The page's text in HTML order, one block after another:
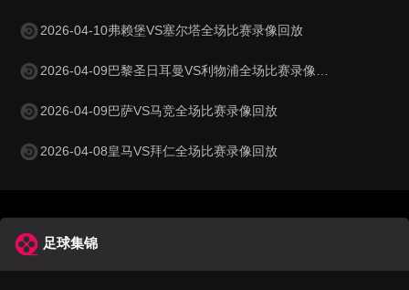
2026-04-10弗赖堡VS塞尔塔全场比赛录像回放
2026-04-09巴黎圣日耳曼VS利物浦全场比赛录像回放
2026-04-09巴萨VS马竞全场比赛录像回放
2026-04-08皇马VS拜仁全场比赛录像回放
足球集锦